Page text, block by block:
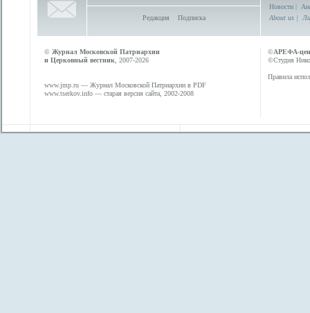
Редакция Подписка
Новости |
About us |
© Журнал Московской Патриархии
и Церковный вестник , 2007-2026
www.jmp.ru — Журнал Московской Патриархии в PDF
www.tserkov.info — старая версия сайта, 2002-2008
©АРЕФА-
©Студия
Правила